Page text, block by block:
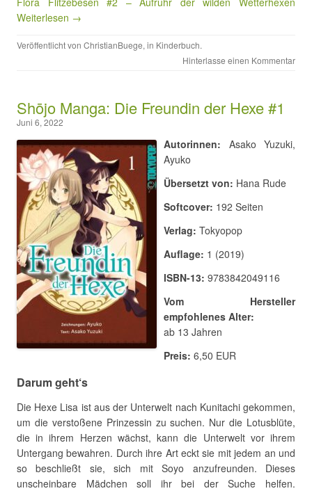
Weiterlesen →
Veröffentlicht von ChristianBuege, in Kinderbuch.
Hinterlasse einen Kommentar
Shōjo Manga: Die Freundin der Hexe #1
Juni 6, 2022
Autorinnen: Asako Yuzuki,
Ayuko
Übersetzt von: Hana Rude
Softcover: 192 Seiten
Verlag: Tokyopop
Auflage: 1 (2019)
ISBN-13: 9783842049116
Vom Hersteller
empfohlenes Alter:
ab 13 Jahren
Preis: 6,50 EUR
Darum geht‘s
Die Hexe Lisa ist aus der Unterwelt nach Kunitachi gekommen,
um die verstoßene Prinzessin zu suchen. Nur die Lotusblüte,
die in ihrem Herzen wächst, kann die Unterwelt vor ihrem
Untergang bewahren. Durch ihre Art eckt sie mit jedem an und
so beschließt sie, sich mit Soyo anzufreunden. Dieses
unscheinbare Mädchen soll ihr bei der Suche helfen.